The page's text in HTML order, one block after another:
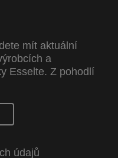
mít aktuální
a
Esselte. Z pohodlí
údajů